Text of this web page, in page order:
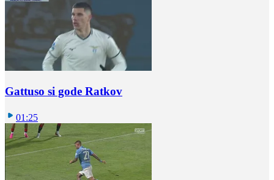
Gattuso si gode Ratkov
01:25